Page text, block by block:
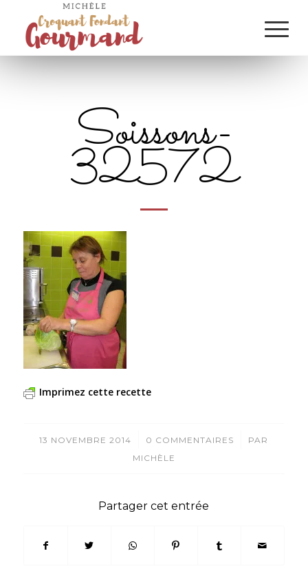
Soissons-
32572
Imprimez cette recette
13 NOVEMBRE 2014
/ 0 COMMENTAIRES
/
PAR
MICHÈLE
Partager cet entrée